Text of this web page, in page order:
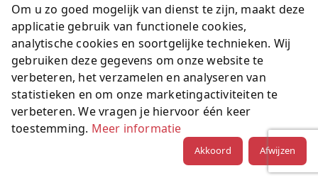
Om u zo goed mogelijk van dienst te zijn, maakt deze
applicatie gebruik van functionele cookies,
analytische cookies en soortgelijke technieken. Wij
gebruiken deze gegevens om onze website te
verbeteren, het verzamelen en analyseren van
statistieken en om onze marketingactiviteiten te
verbeteren. We vragen je hiervoor één keer
toestemming. Meer informatie
Akkoord Afwijzen